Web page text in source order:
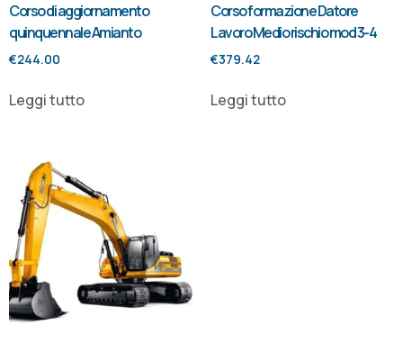
Corso di aggiornamento
quinquennale Amianto
€244.00
Leggi tutto
Corso formazione Datore
Lavoro Medio rischio mod 3-4
€379.42
Leggi tutto